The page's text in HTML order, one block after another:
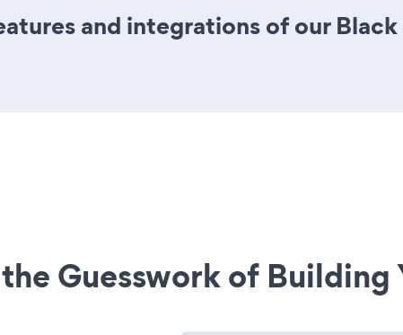
and integrations of our
Guesswork of Building